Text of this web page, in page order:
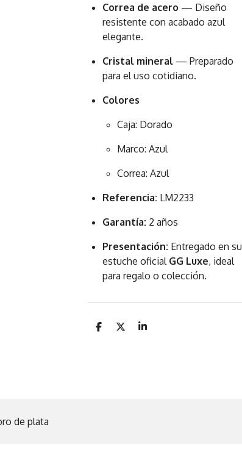
Correa de acero — Diseño
resistente con acabado azul
elegante.
Cristal mineral — Preparado
para el uso cotidiano.
Colores
Caja: Dorado
Marco: Azul
Correa: Azul
Referencia: LM2233
Garantía: 2 años
Presentación: Entregado en su
estuche oficial GG Luxe, ideal
para regalo o colección.
C
C
C
de plata